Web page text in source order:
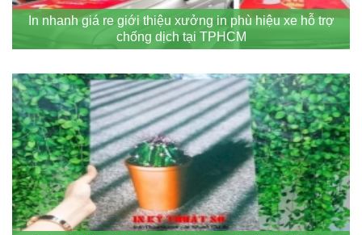
In nhanh giá re giới thiệu xưởng in phù hiệu xe hỗ trợ
chống dịch tại TPHCM